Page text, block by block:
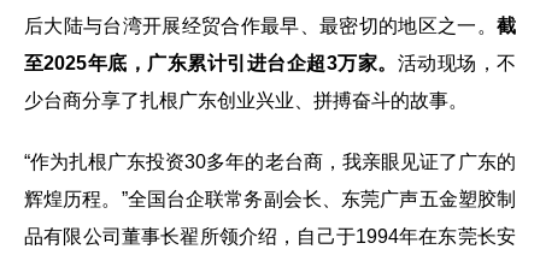
后大陆与台湾开展经贸合作最早、最密切的地区之一。 截
至2025年底，广东累计引进台企超3万家。 活动现场，不
少台商分享了扎根广东创业兴业、拼搏奋斗的故事。
“作为扎根广东投资30多年的老台商，我亲眼见证了广东的
辉煌历程。”全国台企联常务副会长、东莞广声五金塑胶制
品有限公司董事长翟所领介绍，自己于1994年在东莞长安